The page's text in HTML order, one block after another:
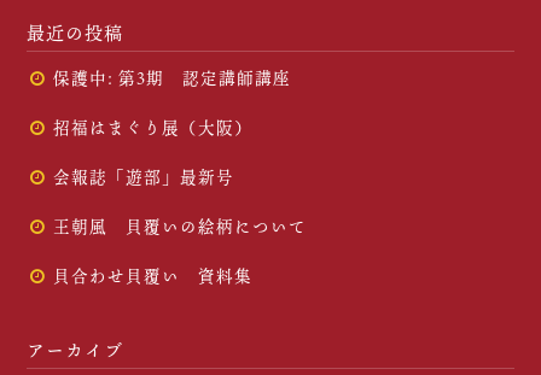
最近の投稿
保護中: 第3期 認定講師講座
招福はまぐり展（大阪）
会報誌「遊部」最新号
王朝風 貝覆いの絵柄について
貝合わせ貝覆い 資料集
アーカイブ